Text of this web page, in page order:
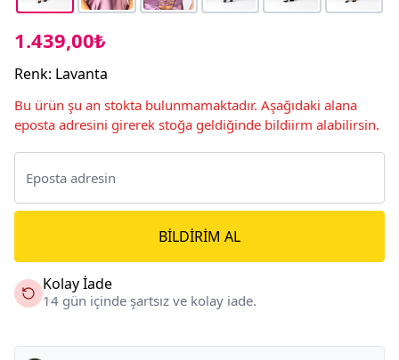
1.439,00₺
Renk: Lavanta
Bu ürün şu an stokta bulunmamaktadır. Aşağıdaki alana
eposta adresini girerek stoğa geldiğinde bildiirm alabilirsin.
BILDIRIM AL
Kolay İade
14 gün içinde şartsız ve kolay iade.